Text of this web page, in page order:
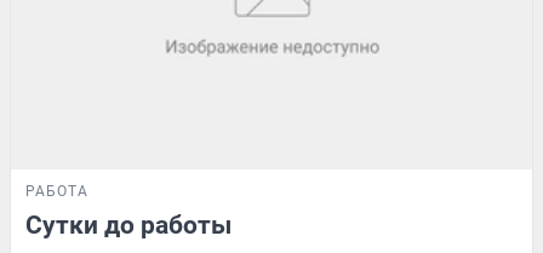
РАБОТА
Сутки до работы